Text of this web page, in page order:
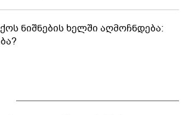
ნიშნების ხელში აღმოჩნდება: